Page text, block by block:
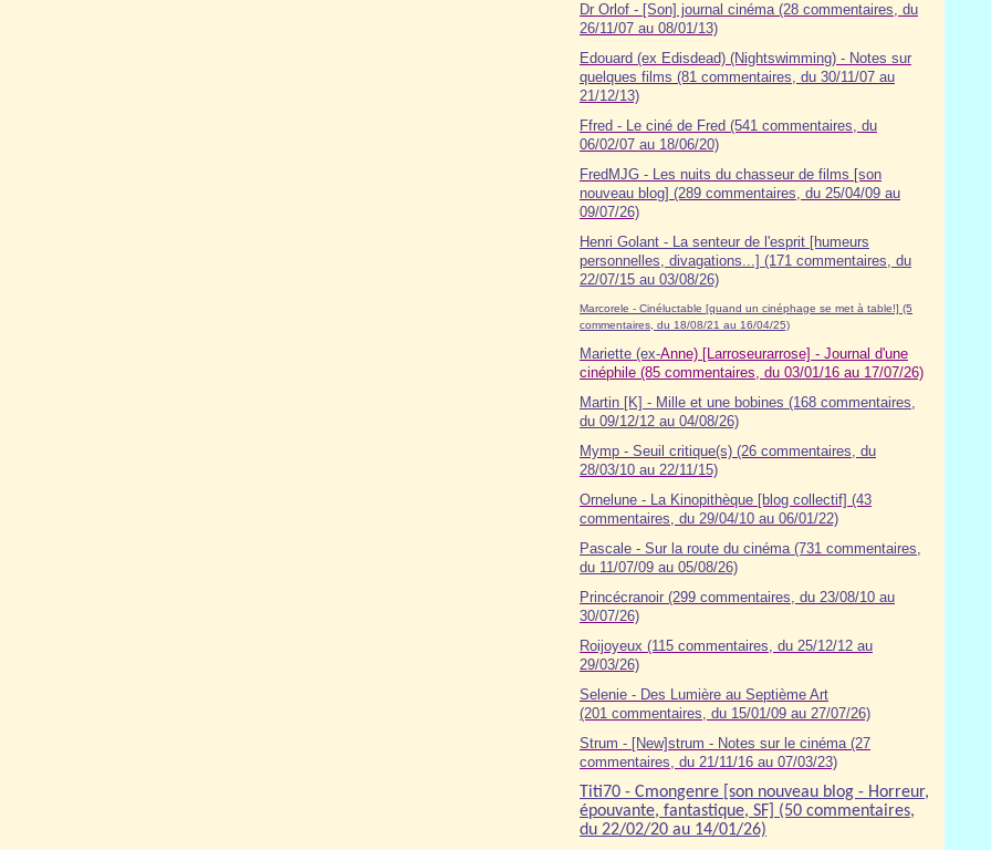
Dr Orlof - [Son] journal cinéma (28 commentaires, du
26/11/07 au 08/01/13)
Edouard (ex Edisdead) (Nightswimming) - Notes sur
quelques films (81 commentaires, du 30/11/07 au
21/12/13)
Ffred - Le ciné de Fred (541 commentaires, du
06/02/07 au 18/06/20)
FredMJG - Les nuits du chasseur de films [son
nouveau blog] (289 commentaires, du 25/04/09 au
09/07/26)
Henri Golant - La senteur de l'esprit [humeurs
personnelles, divagations...] (171 commentaires, du
22/07/15 au 03/08/26)
Marcorele - Cinéluctable [quand un cinéphage se met à table!] (5
commentaires, du 18/08/21 au 16/04/25)
Mariette (ex-Anne) [Larroseurarrose] - Journal d'une
cinéphile (85 commentaires, du 03/01/16 au 17/07/26)
Martin [K] - Mille et une bobines (168 commentaires,
du 09/12/12 au 04/08/26)
Mymp - Seuil critique(s) (26 commentaires, du
28/03/10 au 22/11/15)
Ornelune - La Kinopithèque [blog collectif] (43
commentaires, du 29/04/10 au 06/01/22)
Pascale - Sur la route du cinéma (731 commentaires,
du 11/07/09 au 05/08/26)
Princécranoir (299 commentaires, du 23/08/10 au
30/07/26)
Roijoyeux (115 commentaires, du 25/12/12 au
29/03/26)
Selenie - Des Lumière au Septième Art
(201 commentaires, du 15/01/09 au 27/07/26)
Strum - [New]strum - Notes sur le cinéma (27
commentaires, du 21/11/16 au 07/03/23)
Titi70 - Cmongenre [son nouveau blog - Horreur,
épouvante, fantastique, SF] (50 commentaires,
du 22/02/20 au 14/01/26)